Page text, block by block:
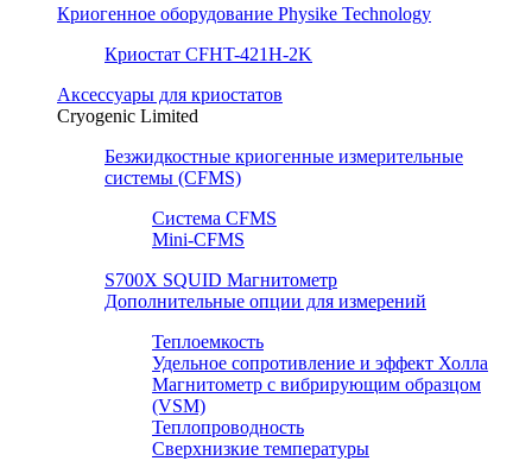
Криогенное оборудование Physike Technology
Криостат CFHT-421H-2K
Аксессуары для криостатов
Cryogenic Limited
Безжидкостные криогенные измерительные
системы (CFMS)
Система CFMS
Mini-CFMS
S700X SQUID Магнитометр
Дополнительные опции для измерений
Теплоемкость
Удельное сопротивление и эффект Холла
Магнитометр с вибрирующим образцом
(VSM)
Теплопроводность
Сверхнизкие температуры